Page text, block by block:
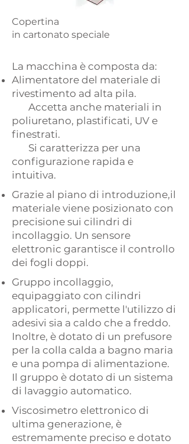
Copertina
in cartonato speciale
La macchina è composta da:
Alimentatore del materiale di
rivestimento ad alta pila.
Accetta anche materiali in
poliuretano, plastificati, UV e
finestrati.
Si caratterizza per una
configurazione rapida e
intuitiva.
Grazie al piano di introduzione,il
materiale viene posizionato con
precisione sui cilindri di
incollaggio. Un sensore
elettronic garantisce il controllo
dei fogli doppi.
Gruppo incollaggio,
equipaggiato con cilindri
applicatori, permette l'utilizzo di
adesivi sia a caldo che a freddo.
Inoltre, è dotato di un prefusore
per la colla calda a bagno maria
e una pompa di alimentazione.
Il gruppo è dotato di un sistema
di lavaggio automatico.
​Viscosimetro elettronico di
ultima generazione, è
estremamente preciso e dotato